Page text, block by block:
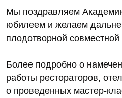
Мы поздравляем
юбилеем и желаем
плодотворной
Более подробно о
работы рестораторов,
о проведенных мастер-